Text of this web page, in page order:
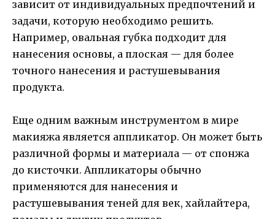
зависит от индивидуальных предпочтений и
задачи, которую необходимо решить.
Например, овальная губка подходит для
нанесения основы, а плоская — для более
точного нанесения и растушевывания
продукта.
Еще одним важным инструментом в мире
макияжа является аппликатор. Он может быть
различной формы и материала — от спонжа
до кисточки. Аппликаторы обычно
применяются для нанесения и
растушевывания теней для век, хайлайтера,